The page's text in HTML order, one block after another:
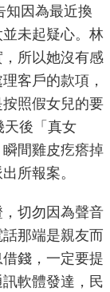
知因為最近換
未起疑心。林
所以她沒有感
客戶的款項，
照假女兒的要
天後「真女
間雞皮疙瘩掉
出所報案。
切勿因為聲音
那端是親友而
錢，一定要提
軟體發達，民